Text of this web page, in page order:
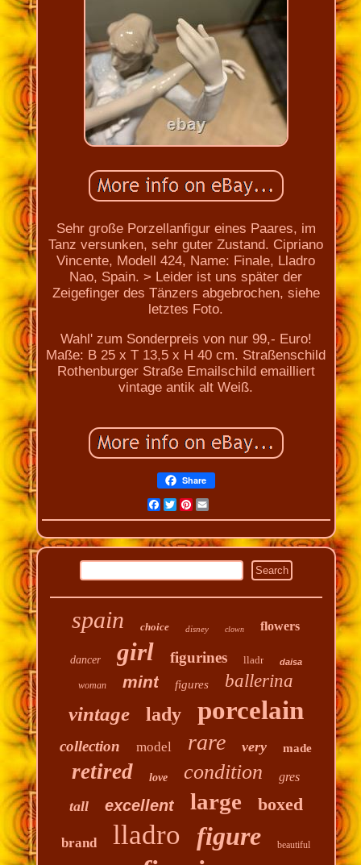
Sehr große Porzellanfigur eines Paares, im
Tanz versunken, sehr guter Zustand. Cipriano
Vincente, Modell 424, Name: Finale, Lladro
Nao, Spain. > Leider ist uns später der
Zeigefinger des Tänzers abgebrochen, siehe
letztes Foto.
Wahl' zum Sonderpreis von nur 99,- Euro!
Maße: B 25 x T 13,5 x H 40 cm. Straßenschild
Rothenburger Straße Emailschild emailliert
vintage antik alt Weiß.
Share
Facebook
Twitter
Pinterest
Email
spain choice disney clown flowers
dancer girl figurines lladr daisa
woman mint figures ballerina
vintage lady porcelain
collection model rare very made
retired love condition gres
tall excellent large boxed
brand lladro figure beautiful